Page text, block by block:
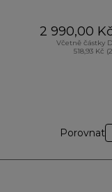
2 990,00
Včetně částky
518,93 Kč
Porovnat